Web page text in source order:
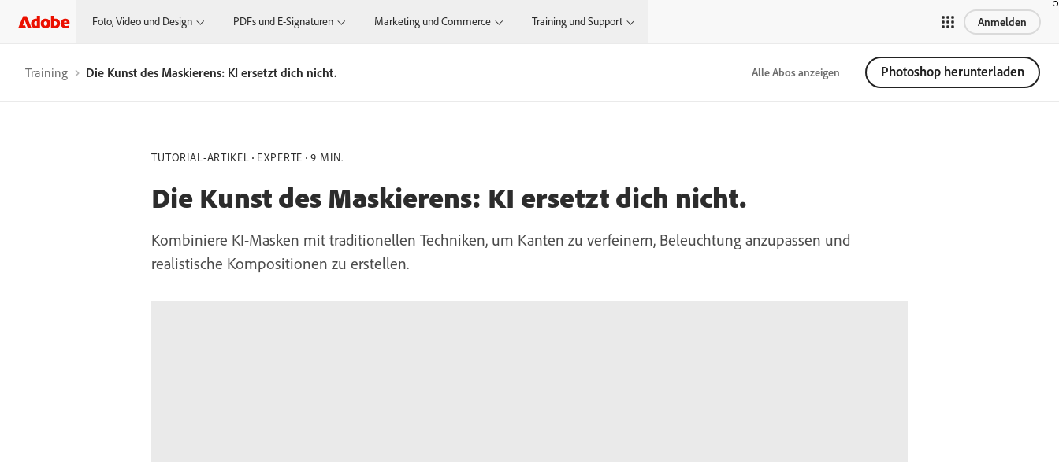
Foto, Video und Design PDFs und E-Signaturen Marketing und Commerce Training und Support Anmelden
Training Die Kunst des Maskierens: KI ersetzt dich nicht. Alle Abos anzeigen Photoshop herunterladen
TUTORIAL-ARTIKEL EXPERTE 9 MIN.
Die Kunst des Maskierens: KI ersetzt dich nicht.
Kombiniere KI-Masken mit traditionellen Techniken, um Kanten zu verfeinern, Beleuchtung anzupassen und
realistische Kompositionen zu erstellen.